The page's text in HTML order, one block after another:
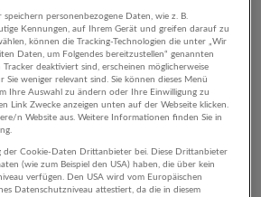
speichern personenbezogene Daten, wie z. B.
Kennungen, auf Ihrem Gerät und greifen darauf zu
können die Tracking-Technologien die unter „Wir
Daten, um Folgendes bereitzustellen“ genannten
deaktiviert sind, erscheinen möglicherweise
Sie weniger relevant sind. Sie können dieses Menü
Ihre Auswahl zu ändern oder Ihre Einwilligung zu
Link Zwecke anzeigen unten auf der Webseite klicken.
n Website aus. Weitere Informationen finden Sie in
der Cookie-Daten Drittanbieter bei. Diese Drittanbieter
(wie zum Beispiel den USA) haben, die über kein
verfügen. Den USA wird vom Europäischen
Datenschutzniveau attestiert, da die in diesem